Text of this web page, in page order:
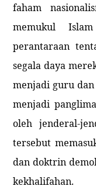
faham
memukul
perantaraan
segala daya
menjadi guru
menjadi
oleh jenderal-
tersebut
dan doktrin
kekhalifahan.